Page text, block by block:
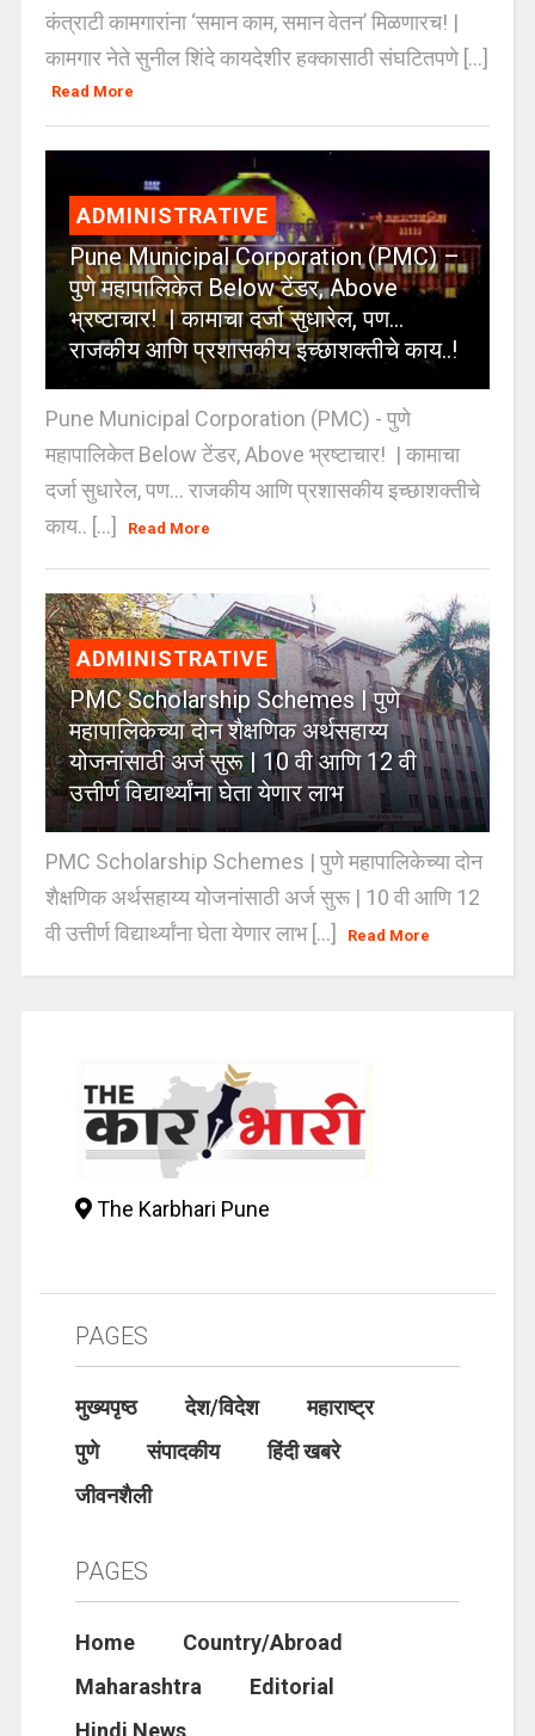
कंत्राटी कामगारांना ‘समान काम, समान वेतन’ मिळणारच! |
कामगार नेते सुनील शिंदे कायदेशीर हक्कासाठी संघटितपणे [...]
Read More
ADMINISTRATIVE
Pune Municipal Corporation (PMC) –
पुणे महापालिकेत Below टेंडर, Above
भ्रष्टाचार! | कामाचा दर्जा सुधारेल, पण…
राजकीय आणि प्रशासकीय इच्छाशक्तीचे काय..!
Pune Municipal Corporation (PMC) - पुणे
महापालिकेत Below टेंडर, Above भ्रष्टाचार! | कामाचा
दर्जा सुधारेल, पण… राजकीय आणि प्रशासकीय इच्छाशक्तीचे
काय.. [...]
Read More
ADMINISTRATIVE
PMC Scholarship Schemes | पुणे
महापालिकेच्या दोन शैक्षणिक अर्थसहाय्य
योजनांसाठी अर्ज सुरू | 10 वी आणि 12 वी
उत्तीर्ण विद्यार्थ्यांना घेता येणार लाभ
PMC Scholarship Schemes | पुणे महापालिकेच्या दोन
शैक्षणिक अर्थसहाय्य योजनांसाठी अर्ज सुरू | 10 वी आणि 12
वी उत्तीर्ण विद्यार्थ्यांना घेता येणार लाभ [...]
Read More
The Karbhari Pune
PAGES
मुख्यपृष्ठ देश/विदेश
महाराष्ट्र
पुणे
संपादकीय
हिंदी खबरे
जीवनशैली
PAGES
Home
Country/Abroad
Maharashtra
Editorial
Hindi News